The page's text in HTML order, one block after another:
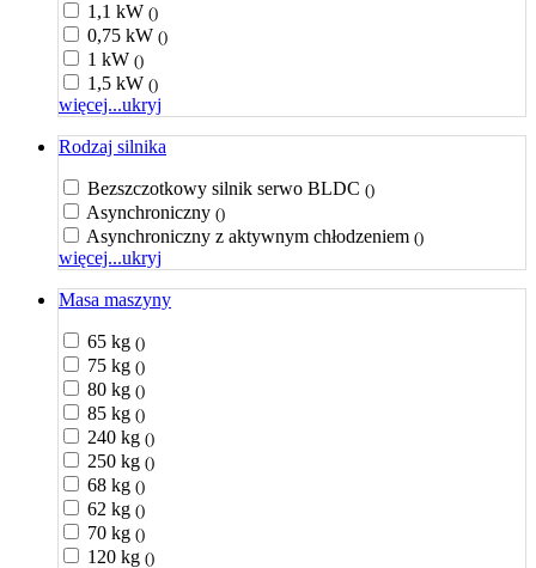
1,1 kW ()
0,75 kW ()
1 kW ()
1,5 kW ()
więcej...ukryj
Rodzaj silnika
Bezszczotkowy silnik serwo BLDC ()
Asynchroniczny ()
Asynchroniczny z aktywnym chłodzeniem ()
więcej...ukryj
Masa maszyny
65 kg ()
75 kg ()
80 kg ()
85 kg ()
240 kg ()
250 kg ()
68 kg ()
62 kg ()
70 kg ()
120 kg ()